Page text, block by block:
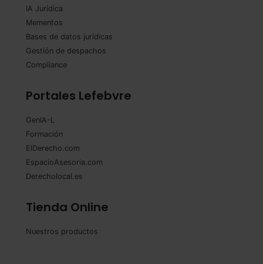
IA Jurídica
Mementos
Bases de datos jurídicas
Gestión de despachos
Compliance
Portales Lefebvre
GenIA-L
Formación
ElDerecho.com
EspacioAsesoria.com
Derecholocal.es
Tienda Online
Nuestros productos